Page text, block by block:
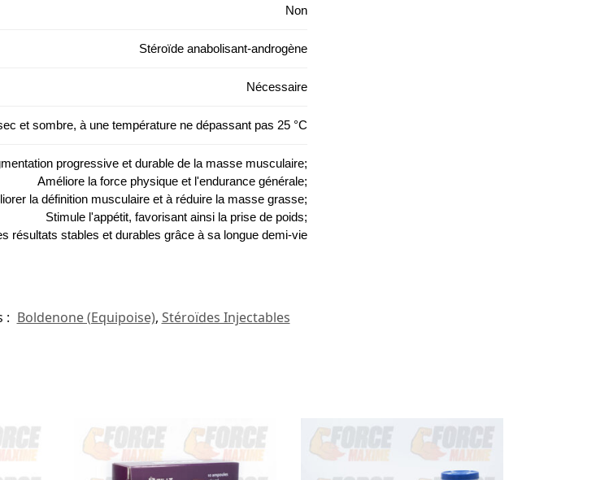
Non
Stéroïde anabolisant-androgène
Nécessaire
et sombre, à une température ne dépassant pas 25 °C
progressive et durable de la masse musculaire;
Améliore la force physique et l'endurance générale;
la définition musculaire et à réduire la masse grasse;
Stimule l'appétit, favorisant ainsi la prise de poids;
résultats stables et durables grâce à sa longue demi-vie
: Boldenone (Equipoise), Stéroïdes Injectables